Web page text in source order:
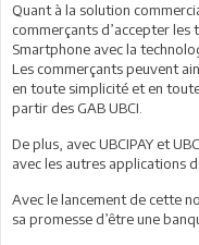
Quant à la solution
commerçants d’accepter
Smartphone avec la
Les commerçants peuvent
en toute simplicité et en
partir des GAB UBCI.
De plus, avec UBCIPAY et
avec les autres applications
Avec le lancement de cette
sa promesse d’être une